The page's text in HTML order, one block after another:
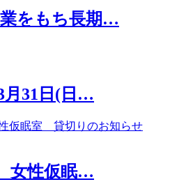
をもち長期…
月31日(日…
女性仮眠…